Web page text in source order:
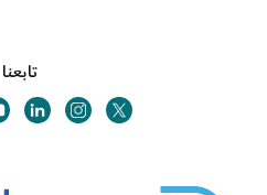
تابعنا